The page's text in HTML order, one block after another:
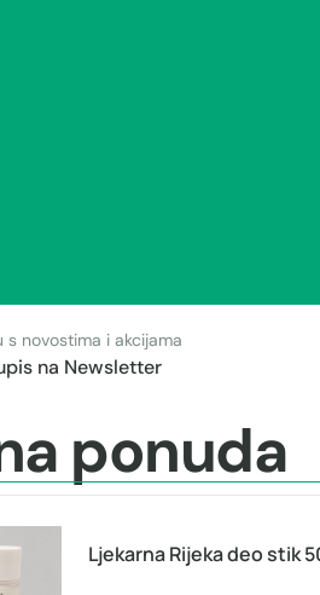
s novostima i akcijama
na Newsletter
ponuda
Ljekarna Rijeka deo stik